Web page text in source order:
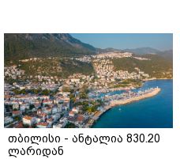
თბილისი - ანტალია 830.20
ლარიდან